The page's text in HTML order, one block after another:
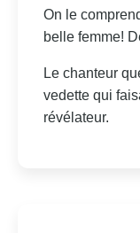
On le
belle femme!
Le chanteur
vedette qui
révélateur.